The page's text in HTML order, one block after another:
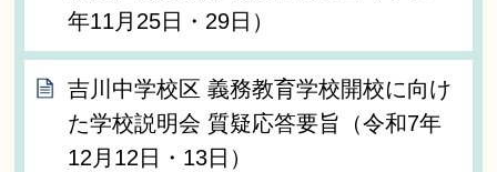
年11月25日・29日）
吉川中学校区 義務教育学校開校に向け
た学校説明会 質疑応答要旨（令和7年
12月12日・13日）